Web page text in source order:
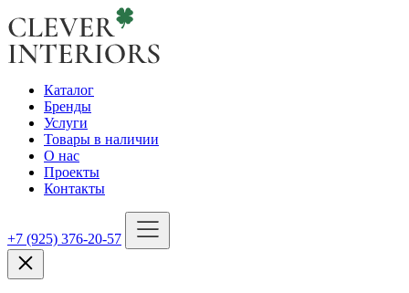
Каталог
Бренды
Услуги
Товары в наличии
О нас
Проекты
Контакты
+7 (925) 376-20-57